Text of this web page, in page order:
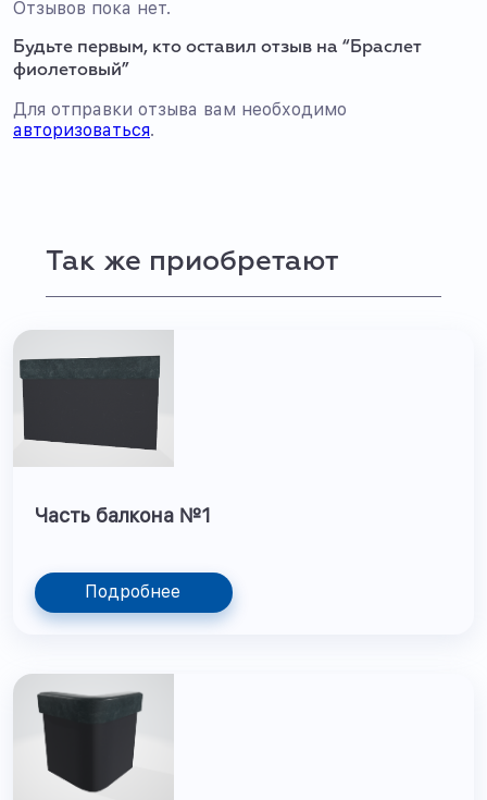
Отзывов пока нет.
Будьте первым, кто оставил отзыв на “Браслет
фиолетовый”
Для отправки отзыва вам необходимо
авторизоваться.
Так же приобретают
Часть балкона №1
Подробнее